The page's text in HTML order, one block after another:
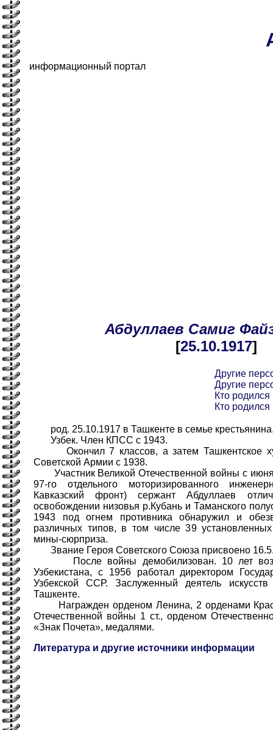
информационный портал
Абдуллаев Самиг
[25.10.1917]
Другие
Другие
Кто родился
Кто родился
род. 25.10.1917 в Ташкенте в семье
Узбек. Член КПСС с 1943.
Окончил 7 классов, а затем Ташкентское
Советской Армии с 1938.
Участник Великой Отечественной войны с
97-го отдельного моторизированного
Кавказский фронт) сержант Абдуллаев
освобождении низовья р.Кубань и Таманского
1943 под огнем противника обнаружил и
различных типов, в том числе 39
мины-сюрприза.
Звание Героя Советского Союза присвоено
После войны демобилизован. 10 лет
Узбекистана, с 1956 работал директором
Узбекской ССР. Заслуженный деятель
Ташкенте.
Награжден орденом Ленина, 2 орденами
Отечественной войны 1 ст., орденом
«Знак Почета», медалями.
Литература и другие источники информации